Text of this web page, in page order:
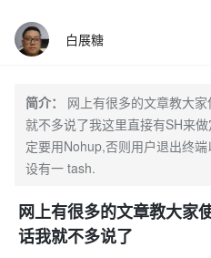
白展糖
简介：
网上有很多的文章教大
就不多说了我这里直接有SH来
定要用Nohup,否则用户退出终
设有一 tash.
网上有很多的文章教大家
话我就不多说了